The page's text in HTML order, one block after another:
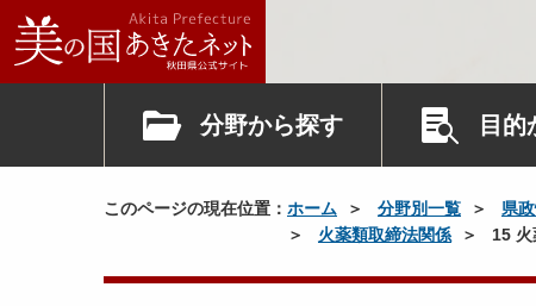
分野から探す 目的
このページの現在位置： ホーム 分野別一覧 県
火薬類取締法関係
15 火